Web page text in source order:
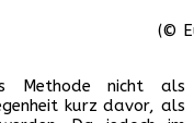
(©
Methode nicht als
kurz davor, als